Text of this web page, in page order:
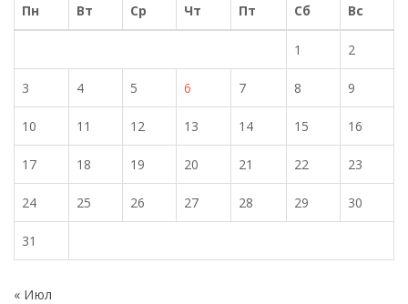
Пн Вт Ср Чт Пт Сб Вс
1 2
3 4 5 6 7 8 9
10 11 12 13 14 15 16
17 18 19 20 21 22 23
24 25 26 27 28 29 30
31
« Июл